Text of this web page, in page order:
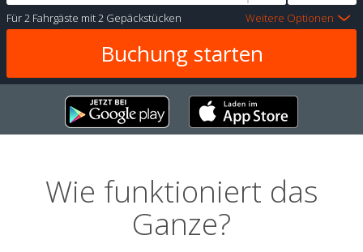
Für2 Fahrgäste mit2 Gepäckstücken Weitere Optionen
Wie funktioniert das
Ganze?